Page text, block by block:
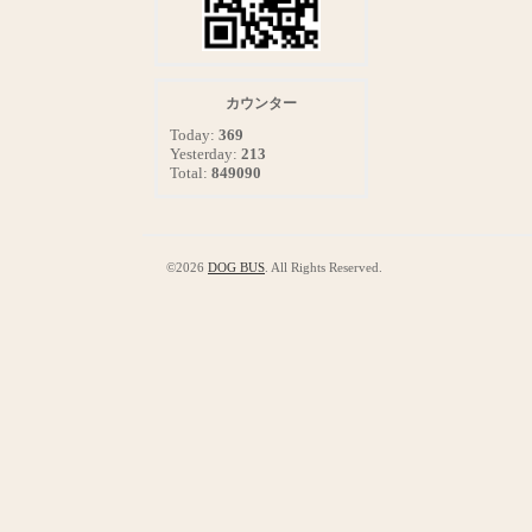
カウンター
Today: 369
Yesterday: 213
Total: 849090
©2026 DOG BUS . All Rights Reserved.